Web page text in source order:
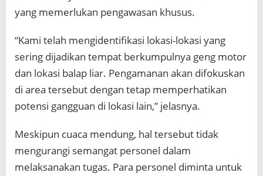
yang memerlukan pengawasan khusus.
“Kami telah mengidentifikasi lokasi-lokasi yang
sering dijadikan tempat berkumpulnya geng motor
dan lokasi balap liar. Pengamanan akan difokuskan
di area tersebut dengan tetap memperhatikan
potensi gangguan di lokasi lain,” jelasnya.
Meskipun cuaca mendung, hal tersebut tidak
mengurangi semangat personel dalam
melaksanakan tugas. Para personel diminta untuk